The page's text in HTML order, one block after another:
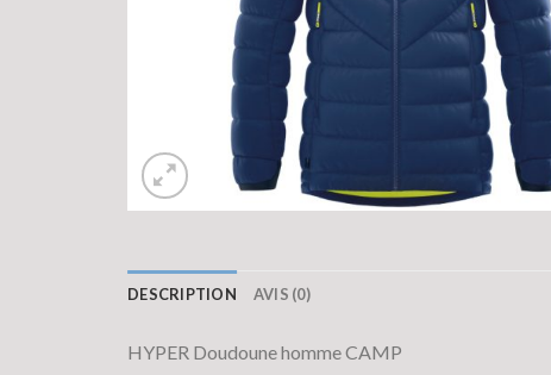
DESCRIPTION AVIS (0)
HYPER Doudoune homme CAMP